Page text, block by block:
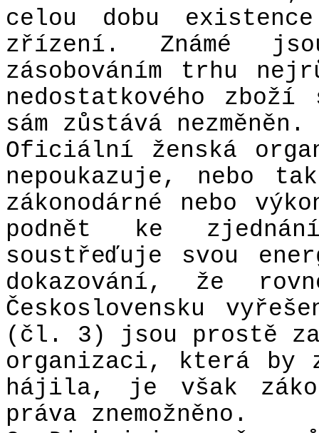
celou dobu existence
zřízení. Známé
zásobováním trhu
nedostatkového
sám zůstává nezměněn.
Oficiální ženská
nepoukazuje, nebo
zákonodárné nebo
podnět ke
soustřeďuje svou
dokazování, že
Československu
(čl. 3) jsou prostě
organizaci, která by
hájila, je však
práva znemožněno.